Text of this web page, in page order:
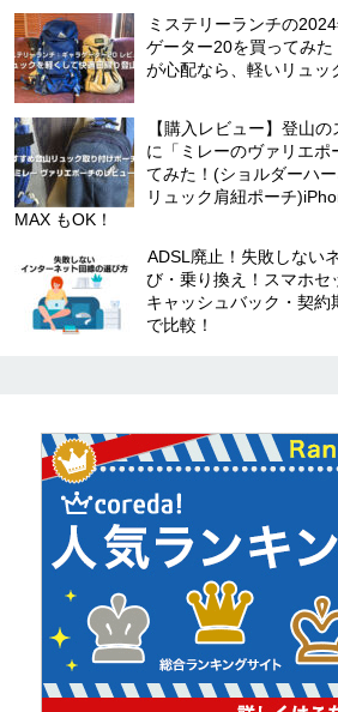
ミステリーランチの
ゲーター20を買ってみた
が心配なら、軽いリュッ
【購入レビュー】登山
に「ミレーのヴァリエポ
てみた！(ショルダーハ
リュック肩紐ポーチ
MAX もOK！
ADSL廃止！失敗しない
び・乗り換え！スマホセ
キャッシュバック・契約
で比較！